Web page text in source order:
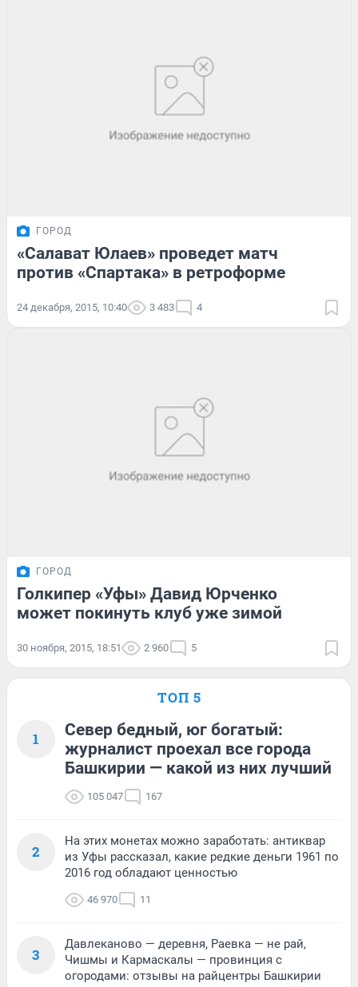
ГОРОД
«Салават Юлаев» проведет матч
против «Спартака» в ретроформе
24 декабря, 2015, 10:40 3 483 4
ГОРОД
Голкипер «Уфы» Давид Юрченко
может покинуть клуб уже зимой
30 ноября, 2015, 18:51 2 960 5
ТОП 5
1
Север бедный, юг богатый:
журналист проехал все города
Башкирии — какой из них лучший
105 047 167
2
На этих монетах можно заработать: антиквар
из Уфы рассказал, какие редкие деньги 1961 по
2016 год обладают ценностью
46 970 11
3
Давлеканово — деревня, Раевка — не рай,
Чишмы и Кармаскалы — провинция с
огородами: отзывы на райцентры Башкирии